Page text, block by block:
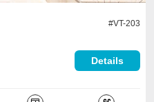
#VT-203
Details